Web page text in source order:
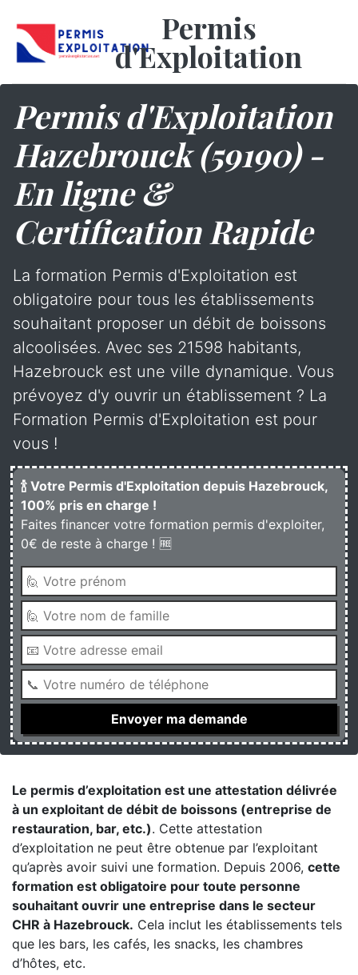
Permis
d'Exploitation
Permis d'Exploitation
Hazebrouck (59190) -
En ligne &
Certification Rapide
La formation Permis d'Exploitation est
obligatoire pour tous les établissements
souhaitant proposer un débit de boissons
alcoolisées. Avec ses 21598 habitants,
Hazebrouck est une ville dynamique. Vous
prévoyez d'y ouvrir un établissement ? La
Formation Permis d'Exploitation est pour
vous !
🍾 Votre Permis d'Exploitation depuis Hazebrouck,
100% pris en charge !
Faites financer votre formation permis d'exploiter,
0€ de reste à charge ! 🆓
Le permis d’exploitation est une attestation délivrée
à un exploitant de débit de boissons (entreprise de
restauration, bar, etc.). Cette attestation
d’exploitation ne peut être obtenue par l’exploitant
qu’après avoir suivi une formation. Depuis 2006, cette
formation est obligatoire pour toute personne
souhaitant ouvrir une entreprise dans le secteur
CHR à Hazebrouck. Cela inclut les établissements tels
que les bars, les cafés, les snacks, les chambres
d’hôtes, etc.